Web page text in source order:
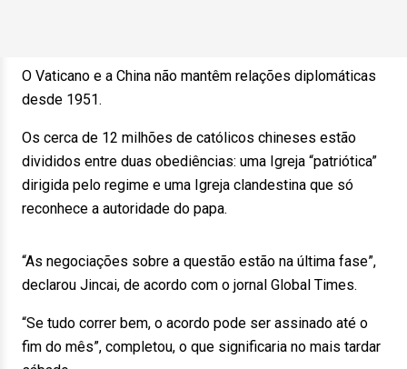
O Vaticano e a China não mantêm relações diplomáticas
desde 1951.
Os cerca de 12 milhões de católicos chineses estão
divididos entre duas obediências: uma Igreja “patriótica”
dirigida pelo regime e uma Igreja clandestina que só
reconhece a autoridade do papa.
“As negociações sobre a questão estão na última fase”,
declarou Jincai, de acordo com o jornal Global Times.
“Se tudo correr bem, o acordo pode ser assinado até o
fim do mês”, completou, o que significaria no mais tardar